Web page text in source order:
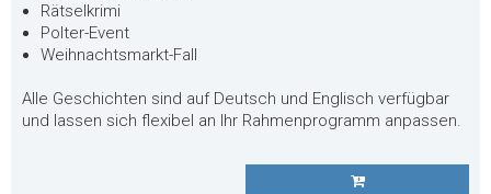
Rätselkrimi
Polter-Event
Weihnachtsmarkt-Fall
Alle Geschichten sind auf Deutsch und Englisch verfügbar
und lassen sich flexibel an Ihr Rahmenprogramm anpassen.